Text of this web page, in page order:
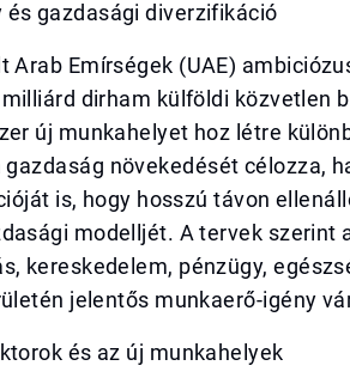
és gazdasági diverzifikáció
Arab Emírségek (UAE)
dirham külföldi közvetlen
új munkahelyet hoz létre
gazdaság növekedését célozza,
is, hogy hosszú távon
modelljét. A tervek szerint
kereskedelem, pénzügy,
jelentős munkaerő-igény
és az új munkahelyek